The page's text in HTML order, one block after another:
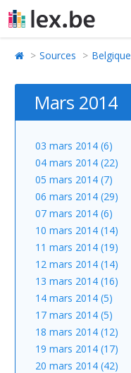
Sources Belgique
Mars 2014
03 mars 2014 (6)
04 mars 2014 (22)
05 mars 2014 (7)
06 mars 2014 (29)
07 mars 2014 (6)
10 mars 2014 (14)
11 mars 2014 (19)
12 mars 2014 (14)
13 mars 2014 (16)
14 mars 2014 (5)
17 mars 2014 (5)
18 mars 2014 (12)
19 mars 2014 (17)
20 mars 2014 (42)